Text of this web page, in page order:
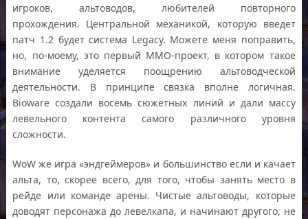
игроков, альтоводов, любителей повторного
прохождения. Центральной механикой, которую введет
патч 1.2 будет система Legacy. Можете меня поправить,
но, по-моему, это первый ММО-проект, в котором такое
внимание уделяется поощрению альтоводческой
деятельности. В принципе связка вполне логичная.
Bioware создали восемь сюжетных линий и дали массу
левельного контента самого различного уровня
сложности.
WoW же игра «эндгеймеров» и большинство если и качает
альта, то, скорее всего, для того, чтобы занять место в
рейде или команде арены. Чистые альтоводы, которые
доводят персонажа до левелкапа, и начинают другого, не